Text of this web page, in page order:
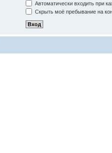
Автоматически входить при
Скрыть моё пребывание на